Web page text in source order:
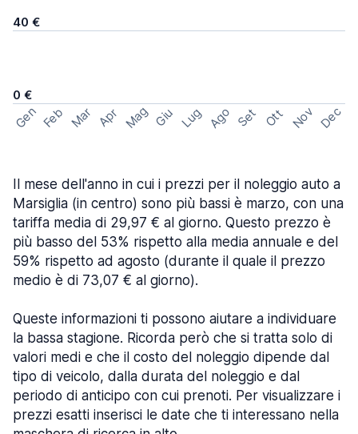
40 €
0 €
Gen Feb Mar Apr Mag Giu Lug Ago Set Ott Nov Dec
Il mese dell'anno in cui i prezzi per il noleggio auto a
Marsiglia (in centro) sono più bassi è marzo, con una
tariffa media di 29,97 € al giorno. Questo prezzo è
più basso del 53% rispetto alla media annuale e del
59% rispetto ad agosto (durante il quale il prezzo
medio è di 73,07 € al giorno).
Queste informazioni ti possono aiutare a individuare
la bassa stagione. Ricorda però che si tratta solo di
valori medi e che il costo del noleggio dipende dal
tipo di veicolo, dalla durata del noleggio e dal
periodo di anticipo con cui prenoti. Per visualizzare i
prezzi esatti inserisci le date che ti interessano nella